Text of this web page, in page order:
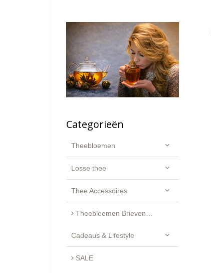
Categorieën
Theebloemen
Losse thee
Thee Accessoires
Theebloemen Brievenbus Cadeau - Luxe Geschenkset
Cadeaus & Lifestyle
SALE